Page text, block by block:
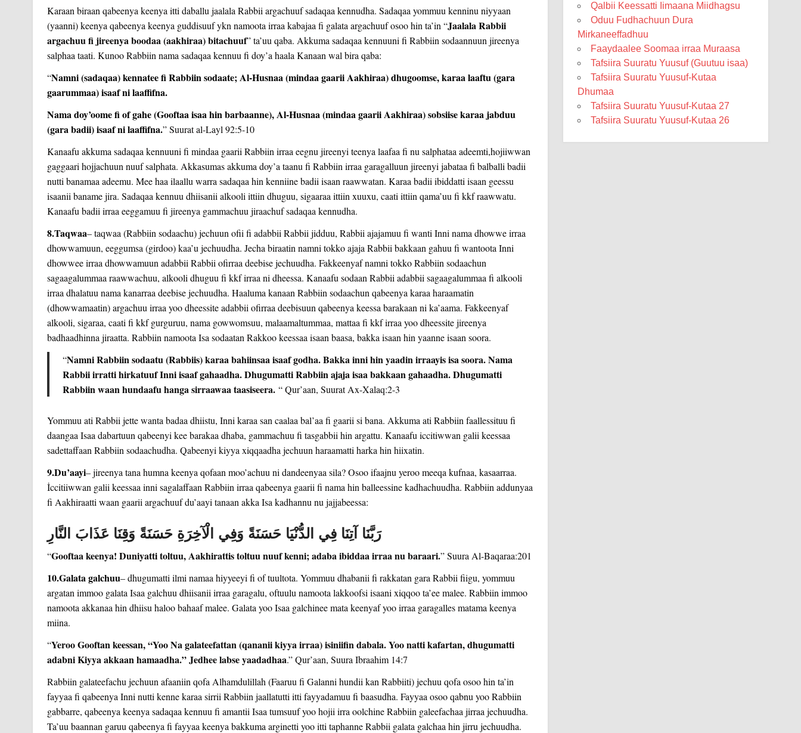
Karaan biraan qabeenya keenya itti daballu jaalala Rabbii argachuuf sadaqaa kennudha. Sadaqaa yommuu kenninu niyyaan
(yaanni) keenya qabeenya keenya guddisuuf ykn namoota irraa kabajaa fi galata argachuuf osoo hin ta’in “Jaalala Rabbii
argachuu fi jireenya boodaa (aakhiraa) bitachuuf” ta’uu qaba. Akkuma sadaqaa kennuuni fi Rabbiin sodaannuun jireenya
salphaa taati. Kunoo Rabbiin nama sadaqaa kennuu fi doy’a haala Kanaan wal bira qaba:
“Namni (sadaqaa) kennatee fi Rabbiin sodaate; Al-Husnaa (mindaa gaarii Aakhiraa) dhugoomse, karaa laaftu (gara
gaarummaa) isaaf ni laaffifna.
Nama doy’oome fi of gahe (Gooftaa isaa hin barbaanne), Al-Husnaa (mindaa gaarii Aakhiraa) sobsiise karaa jabduu
(gara badii) isaaf ni laaffifna.” Suurat al-Layl 92:5-10
Kanaafu akkuma sadaqaa kennuuni fi mindaa gaarii Rabbiin irraa eegnu jireenyi teenya laafaa fi nu salphataa adeemti,hojiiwwan
gaggaari hojjachuun nuuf salphata. Akkasumas akkuma doy’a taanu fi Rabbiin irraa garagalluun jireenyi jabataa fi balballi badii
nutti banamaa adeemu. Mee haa ilaallu warra sadaqaa hin kenniine badii isaan raawwatan. Karaa badii ibiddatti isaan geessu
isaanii baname jira. Sadaqaa kennuu dhiisanii alkooli ittiin dhuguu, sigaaraa ittiin xuuxu, caati ittiin qama’uu fi kkf raawwatu.
Kanaafu badii irraa eeggamuu fi jireenya gammachuu jiraachuf sadaqaa kennudha.
8.Taqwaa– taqwaa (Rabbiin sodaachu) jechuun ofii fi adabbii Rabbii jidduu, Rabbii ajajamuu fi wanti Inni nama dhowwe irraa
dhowwamuun, eeggumsa (girdoo) kaa’u jechuudha. Jecha biraatin namni tokko ajaja Rabbii bakkaan gahuu fi wantoota Inni
dhowwee irraa dhowwamuun adabbii Rabbii ofirraa deebise jechuudha. Fakkeenyaf namni tokko Rabbiin sodaachun
sagaagalummaa raawwachuu, alkooli dhuguu fi kkf irraa ni dheessa. Kanaafu sodaan Rabbii adabbii sagaagalummaa fi alkooli
irraa dhalatuu nama kanarraa deebise jechuudha. Haaluma kanaan Rabbiin sodaachun qabeenya karaa haraamatin
(dhowwamaatin) argachuu irraa yoo dheessite adabbii ofirraa deebisuun qabeenya keessa barakaan ni ka’aama. Fakkeenyaf
alkooli, sigaraa, caati fi kkf gurguruu, nama gowwomsuu, malaamaltummaa, mattaa fi kkf irraa yoo dheessite jireenya
badhaadhinna jiraatta. Rabbiin namoota Isa sodaatan Rakkoo keessaa isaan baasa, bakka isaan hin yaanne isaan soora.
“Namni Rabbiin sodaatu (Rabbiis) karaa bahiinsaa isaaf godha.Bakka inni hin yaadin irraayis isa soora. Nama
Rabbii irratti hirkatuuf Inni isaaf gahaadha. Dhugumatti Rabbiin ajaja isaa bakkaan gahaadha. Dhugumatti
Rabbiin waan hundaafu hanga sirraawaa taasiseera. “ Qur’aan, Suurat Ax-Xalaq:2-3
Yommuu ati Rabbii jette wanta badaa dhiistu, Inni karaa san caalaa bal’aa fi gaarii si bana. Akkuma ati Rabbiin faallessituu fi
daangaa Isaa dabartuun qabeenyi kee barakaa dhaba, gammachuu fi tasgabbii hin argattu. Kanaafu iccitiwwan galii keessaa
sadettaffaan Rabbiin sodaachudha. Qabeenyi kiyya xiqqaadha jechuun haraamatti harka hin hiixatin.
9.Du’aayi– jireenya tana humna keenya qofaan moo’achuu ni dandeenyaa sila? Osoo ifaajnu yeroo meeqa kufnaa, kasaarraa.
İccitiiwwan galii keessaa inni sagalaffaan Rabbiin irraa qabeenya gaarii fi nama hin balleessine kadhachuudha. Rabbiin addunyaa
fi Aakhiraatti waan gaarii argachuuf du’aayi tanaan akka Isa kadhannu nu jajjabeessa:
رَبَّنَا آتِنَا فِي الدُّنْيَا حَسَنَةً وَفِي الْآخِرَةِ حَسَنَةً وَقِنَا عَذَابَ النَّارِ
“Gooftaa keenya! Duniyatti toltuu, Aakhirattis toltuu nuuf kenni; adaba ibiddaa irraa nu baraari.” Suura Al-Baqaraa:201
10.Galata galchuu– dhugumatti ilmi namaa hiyyeeyi fi of tuultota. Yommuu dhabanii fi rakkatan gara Rabbii fiigu, yommuu
argatan immoo galata Isaa galchuu dhiisanii irraa garagalu, oftuulu namoota lakkoofsi isaani xiqqoo ta’ee malee. Rabbiin immoo
namoota akkanaa hin dhiisu haloo bahaaf malee. Galata yoo Isaa galchinee mata keenyaf yoo irraa garagalles matama keenya
miina.
“Yeroo Gooftan keessan, “Yoo Na galateefattan (qananii kiyya irraa) isiniifin dabala. Yoo natti kafartan, dhugumatti
adabni Kiyya akkaan hamaadha.” Jedhee labse yaadadhaa.” Qur’aan, Suura Ibraahim 14:7
Rabbiin galateefachu jechuun afaaniin qofa Alhamdulillah (Faaruu fi Galanni hundii kan Rabbiiti) jechuu qofa osoo hin ta’in
fayyaa fi qabeenya Inni nutti kenne karaa sirrii Rabbiin jaallatutti itti fayyadamuu fi baasudha. Fayyaa osoo qabnu yoo Rabbiin
gabbarre, qabeenya keenya sadaqaa kennuu fi amantii Isaa tumsuuf yoo hojii irra oolchine Rabbiin galeefachaa jirraa jechuudha.
Ta’uu baannan garuu qabeenya fi fayyaa keenya bakkuma arginetti yoo itti taphanne Rabbii galata galchaa hin jirru jechuudha.
Qalbii Keessatti Iimaana Miidhagsu
Oduu Fudhachuun Dura
Mirkaneeffadhuu
Faaydaalee Soomaa irraa Muraasa
Tafsiira Suuratu Yuusuf (Guutuu isaa)
Tafsiira Suuratu Yuusuf-Kutaa
Dhumaa
Tafsiira Suuratu Yuusuf-Kutaa 27
Tafsiira Suuratu Yuusuf-Kutaa 26